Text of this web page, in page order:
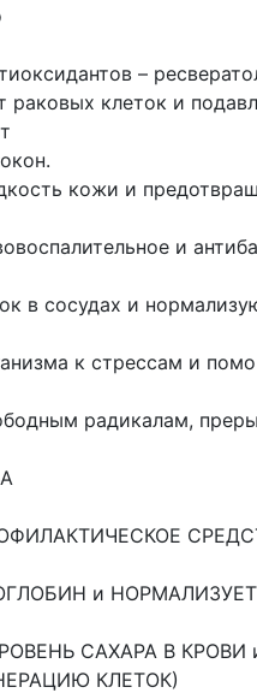
–
раковых клеток и
кожи и
и
в сосудах и
к стрессам и
радикалам,
и
САХАРА В
КЛЕТОК)